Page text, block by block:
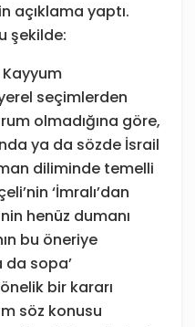
açıklama yaptı.
şekilde:
seçimlerden
olmadığına göre,
ya da sözde İsrail
diliminde temelli
‘İmralı’dan
henüz dumanı
bu öneriye
da sopa’
bir kararı
söz konusu